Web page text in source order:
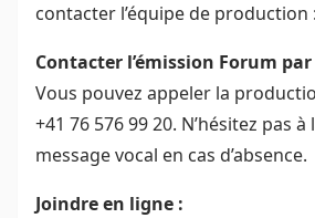
contacter l’équipe de production :
Contacter l’émission Forum
Vous pouvez appeler la
+41 76 576 99 20. N’hésitez pas
message vocal en cas d’absence.
Joindre en ligne :